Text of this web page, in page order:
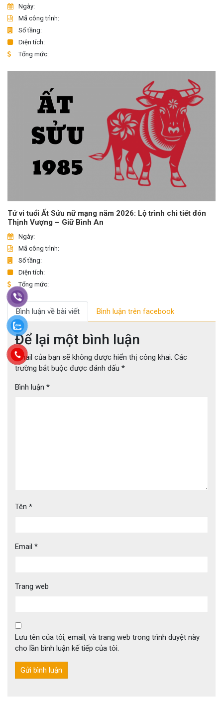
Ngày:
Mã công trình:
Số tầng:
Diện tích:
Tổng mức:
Tử vi tuổi Ất Sửu nữ mạng năm 2026: Lộ trình chi tiết đón
Thịnh Vượng – Giữ Bình An
Ngày:
Mã công trình:
Số tầng:
Diện tích:
Tổng mức:
Bình luận về bài viết Bình luận trên facebook
Để lại một bình luận
Email của bạn sẽ không được hiển thị công khai. Các
trường bắt buộc được đánh dấu *
Bình luận *
Tên *
Email *
Trang web
Lưu tên của tôi, email, và trang web trong trình duyệt này
cho lần bình luận kế tiếp của tôi.